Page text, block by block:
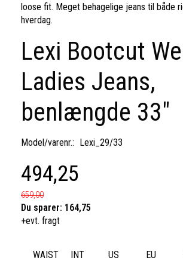
loose fit. Meget behagelige jeans til både
hverdag.
Lexi Bootcut
Ladies Jeans,
benlængde 33"
Model/varenr.: Lexi_29/33
494,25
659,00
Du sparer: 164,75
+evt. fragt
WAIST/TALJE
INT US EU